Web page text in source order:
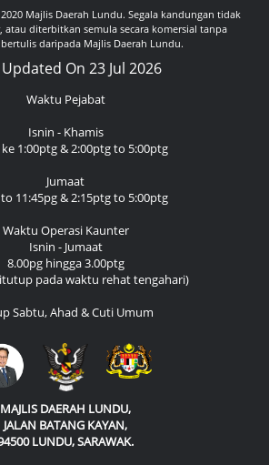
Majlis Daerah Lundu. Segala kandungan tidak
atau diterbitkan semula secara komersial tanpa
daripada Majlis Daerah Lundu.
On 23 Jul 2026
Waktu Pejabat
Isnin - Khamis
1:00ptg & 2:00ptg to 5:00ptg
Jumaat
11:45pg & 2:15ptg to 5:00ptg
Waktu Operasi Kaunter
Isnin - Jumaat
8.00pg hingga 3.00ptg
pada waktu rehat tengahari)
Sabtu, Ahad & Cuti Umum
MAJLIS DAERAH LUNDU,
JALAN BATANG KAYAN,
LUNDU, SARAWAK.